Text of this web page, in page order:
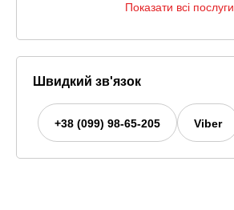
Показати всі послуги
Швидкий зв'язок
+38 (099) 98-65-205 Viber